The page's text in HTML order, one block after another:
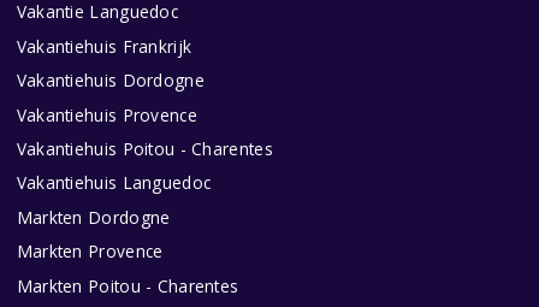
Vakantie Languedoc
Vakantiehuis Frankrijk
Vakantiehuis Dordogne
Vakantiehuis Provence
Vakantiehuis Poitou - Charentes
Vakantiehuis Languedoc
Markten Dordogne
Markten Provence
Markten Poitou - Charentes